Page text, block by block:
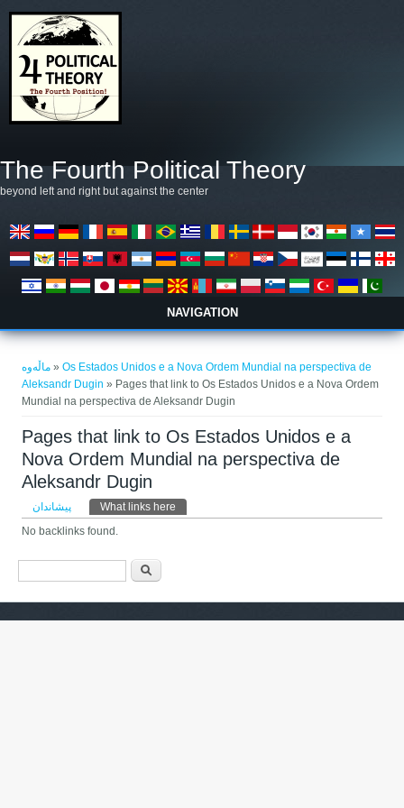
The Fourth Political Theory
beyond left and right but against the center
NAVIGATION
تۆ لێرەیت
ماڵەوە »Os Estados Unidos e a Nova Ordem Mundial na perspectiva de
Aleksandr Dugin » Pages that link to Os Estados Unidos e a Nova Ordem
Mundial na perspectiva de Aleksandr Dugin
Pages that link to Os Estados Unidos e a
Nova Ordem Mundial na perspectiva de
Aleksandr Dugin
Primary tabs
پیشاندان What links here
No backlinks found.
فۆرمی گەڕان